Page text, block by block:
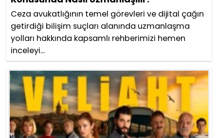
Ceza avukatlığının temel görevleri ve dijital çağın
getirdiği bilişim suçları alanında uzmanlaşma
yolları hakkında kapsamlı rehberimizi hemen
inceleyi...